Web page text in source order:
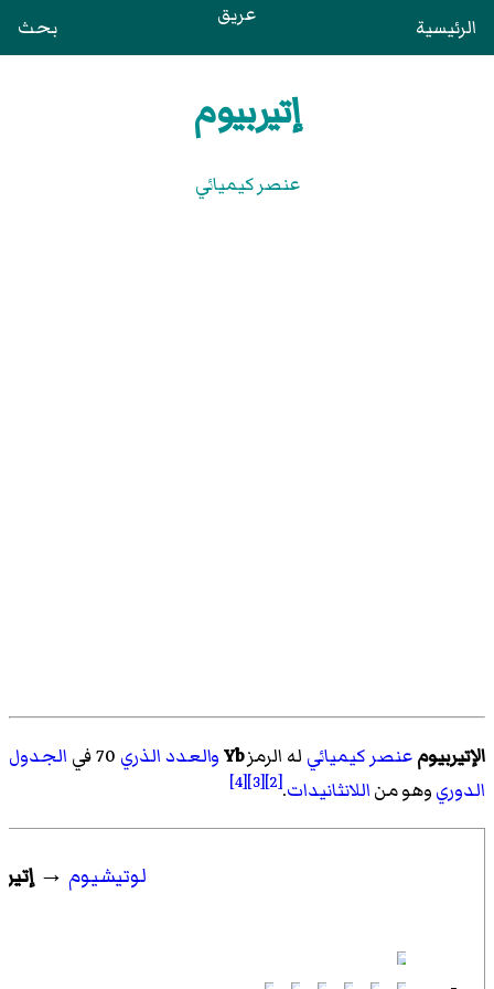
الرئيسية عريق بحث
إتيربيوم
عنصر كيميائي
الإتيربيومعنصر كيميائي له الرمزYbوالعدد الذري
الجدول
الدوريوهو مناللانثانيدات.
[2]
[3]
[4]
لوتيشيوم →